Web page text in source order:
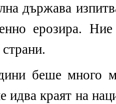
държава
ерозира.
беше много
идва краят на